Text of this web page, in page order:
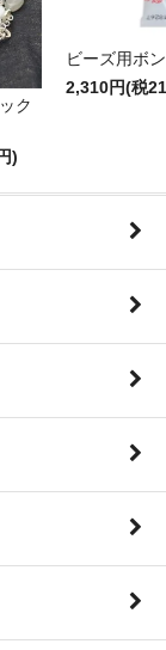
ク
)
ビーズ用ボ
2,310円(税